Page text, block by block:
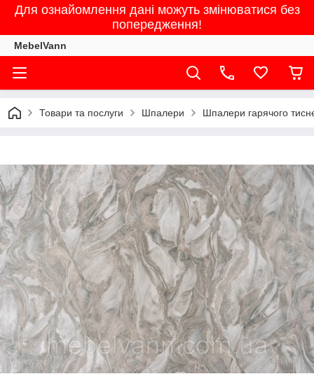
Для ознайомлення дані можуть змінюватися без
попередження!
MebelVann
Товари та послуги Шпалери Шпалери гарячого